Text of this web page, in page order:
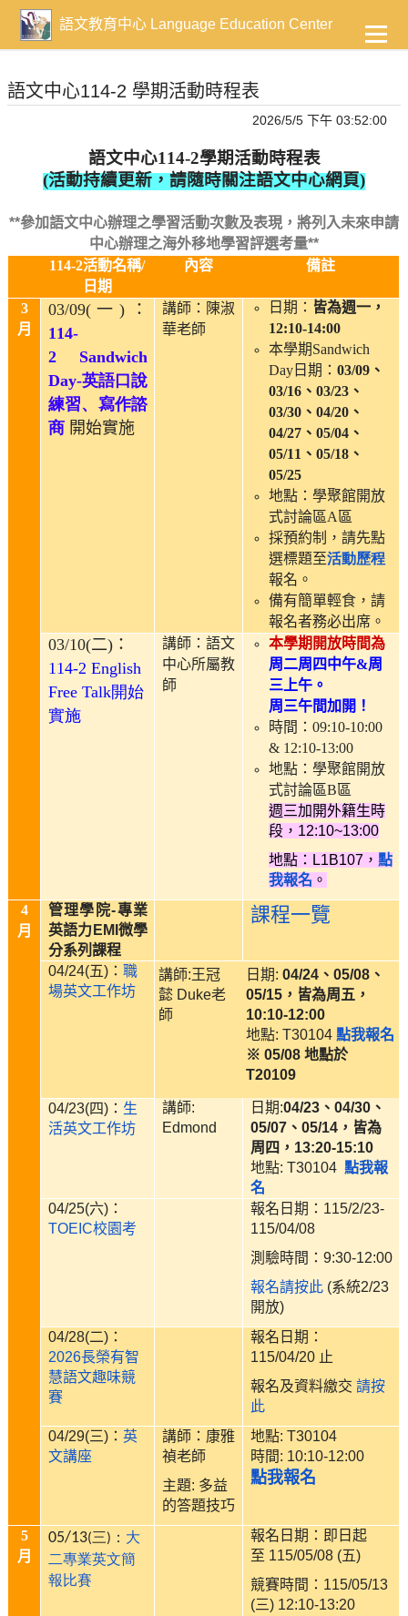
主
要
容
語文教育中心 Language Education Center
語文中心114-2 學期活動時程表
2026/5/5 下午 03:52:00
語文中心114-2學期活動時程表
(活動持續更新，請隨時關注語文中心網頁)
**參加語文中心辦理之學習活動次數及表現，將列入未來申請
中心辦理之海外移地學習評選考量**
114-2活動名稱/
日期
內容 備註
3
月
03/09(一) ：
114-
2 Sandwich
Day-英語口說
練習、寫作諮
商 開始實施
講師：陳淑
華老師
日期： 皆為週一，
12:10-14:00
本學期Sandwich
Day日期： 03/09、
03/16、 03/23、
03/30、 04/20、
04/27、 05/04、
05/11 、 05/18、
05/25
地點：學聚館開放
式討論區A區
採預約制，請先點
選標題至活動歷程
報名。
備有簡單輕食，請
報名者務必出席。
03/10(二)：
114-2 English
Free Talk開始
實施
講師：語文
中心所屬教
師
本學期開放時間為
周二周四中午&周
三上午。
周三午間加開！
時間： 09:10-10:00
& 12:10-13:00
地點：學聚館開放
式討論區B區
週三加開外籍生時
段，12:10~13:00
地點：L1B107， 點
我報名 。
4
月
管理學院-專業
英語力EMI微學
分系列課程
課程一覽
04/24(五)： 職
場英文工作坊
講師:王冠
懿 Duke老
師
日期:04/24、05/08、
05/15，皆為周五，
10:10-12:00
地點: T30104點我報名
※ 05/08 地點於
T20109
04/23(四)： 生
活英文工作坊
講師:
Edmond
日期:04/23、04/30、
05/07、05/14，皆為
周四，13:20-15:10
地點: T30104 點我報
名
04/25(六)：
TOEIC校園考
報名日期：115/2/23-
115/04/08
測驗時間：9:30-12:00
報名請按此(系統2/23
開放)
04/28(二)：
2026長榮有智
慧語文趣味競
賽
報名日期：
115/04/20 止
報名及資料繳交 請按
此
04/29(三)： 英
文講座
講師：康雅
禎老師
主題: 多益
的答題技巧
地點: T30104
時間: 10:10-12:00
點我報名
5
月
05/13(三)： 大
二專業英文簡
報比賽
報名日期：即日起
至 115/05/08 (五)
競賽時間：115/05/13
(三) 12:10-13:20